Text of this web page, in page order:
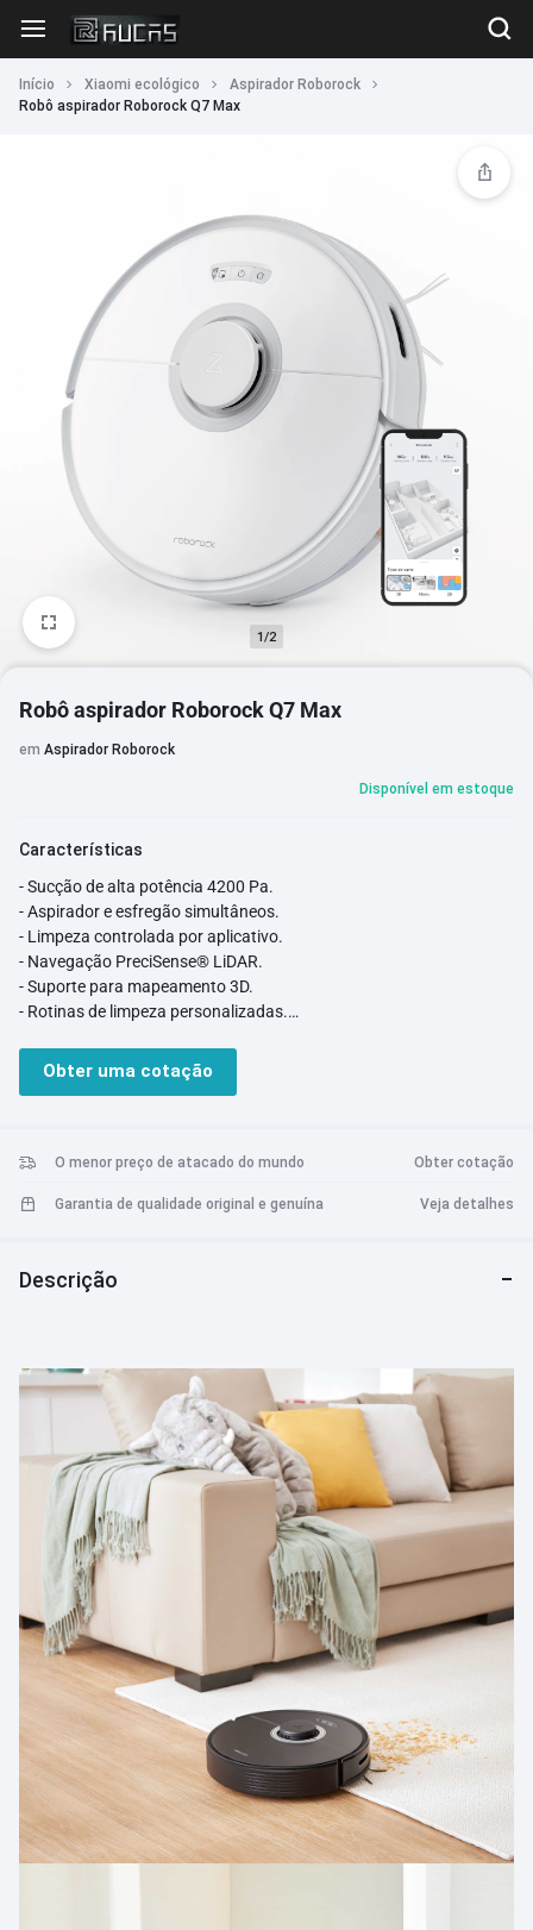
Início Xiaomi ecológico
Aspirador Roborock
Robô aspirador Roborock Q7 Max
1/2
Robô aspirador Roborock Q7 Max
em Aspirador Roborock
Disponível em estoque
Características
- Sucção de alta potência 4200 Pa.
- Aspirador e esfregão simultâneos.
- Limpeza controlada por aplicativo.
- Navegação PreciSense® LiDAR.
- Suporte para mapeamento 3D.
- Rotinas de limpeza personalizadas.
- Rodas e escovas ScratchSafe®.
- Compatível com Auto-Empty Dock Pure.
-Suporta apenas Wi-Fi de 2,4 GHz. 5GHz não é compatível.
Obter uma cotação
O menor preço de atacado do mundo Obter cotação
Garantia de qualidade original e genuína Veja detalhes
Descrição